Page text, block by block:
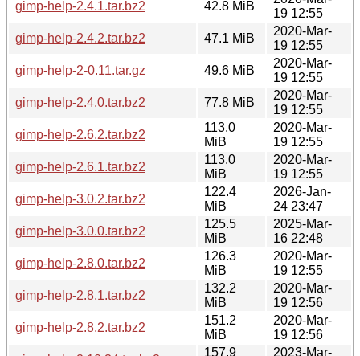
gimp-help-2.4.1.tar.bz2
42.8 MiB
19 12:55
gimp-help-2.4.2.tar.bz2
47.1 MiB
2020-Mar-
19 12:55
gimp-help-2-0.11.tar.gz
49.6 MiB
2020-Mar-
19 12:55
gimp-help-2.4.0.tar.bz2
77.8 MiB
2020-Mar-
19 12:55
gimp-help-2.6.2.tar.bz2
113.0
MiB
2020-Mar-
19 12:55
gimp-help-2.6.1.tar.bz2
113.0
MiB
2020-Mar-
19 12:55
gimp-help-3.0.2.tar.bz2
122.4
MiB
2026-Jan-
24 23:47
gimp-help-3.0.0.tar.bz2
125.5
MiB
2025-Mar-
16 22:48
gimp-help-2.8.0.tar.bz2
126.3
MiB
2020-Mar-
19 12:55
gimp-help-2.8.1.tar.bz2
132.2
MiB
2020-Mar-
19 12:56
gimp-help-2.8.2.tar.bz2
151.2
MiB
2020-Mar-
19 12:56
157.9 2023-Mar-